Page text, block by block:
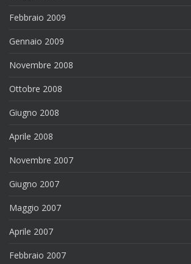
Febbraio 2009
Gennaio 2009
Novembre 2008
Ottobre 2008
Giugno 2008
Aprile 2008
Novembre 2007
Giugno 2007
Maggio 2007
Aprile 2007
Febbraio 2007